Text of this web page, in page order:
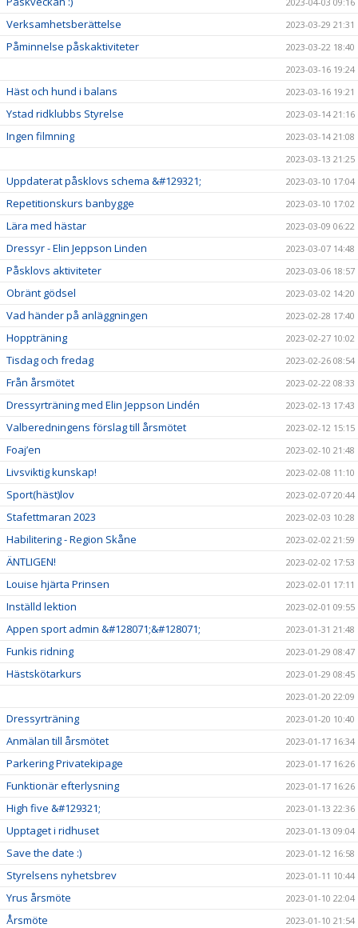
Verksamhetsberättelse 2023-03-29 21:31
Påminnelse påskaktiviteter
2023-03-22 18:40
2023-03-16 19:24
Häst och hund i balans 2023-03-16 19:21
Ystad ridklubbs Styrelse 2023-03-14 21:16
Ingen filmning
2023-03-14 21:08
2023-03-13 21:25
Uppdaterat påsklovs schema &#129321; 2023-03-10 17:04
Repetitionskurs banbygge 2023-03-10 17:02
Lära med hästar 2023-03-09 06:22
Dressyr - Elin Jeppson Linden 2023-03-07 14:48
Påsklovs aktiviteter 2023-03-06 18:57
Obränt gödsel 2023-03-02 14:20
Vad händer på anläggningen 2023-02-28 17:40
Hoppträning 2023-02-27 10:02
Tisdag och fredag 2023-02-26 08:54
Från årsmötet 2023-02-22 08:33
Dressyrträning med Elin Jeppson Lindén 2023-02-13 17:43
Valberedningens förslag till årsmötet 2023-02-12 15:15
Foaj’en 2023-02-10 21:48
Livsviktig kunskap! 2023-02-08 11:10
Sport(häst)lov 2023-02-07 20:44
Stafettmaran 2023 2023-02-03 10:28
Habilitering - Region Skåne 2023-02-02 21:59
ÄNTLIGEN! 2023-02-02 17:53
Louise hjärta Prinsen 2023-02-01 17:11
Inställd lektion 2023-02-01 09:55
Appen sport admin &#128071;&#128071; 2023-01-31 21:48
Funkis ridning 2023-01-29 08:47
Hästskötarkurs
2023-01-29 08:45
2023-01-20 22:09
Dressyrträning 2023-01-20 10:40
Anmälan till årsmötet 2023-01-17 16:34
Parkering Privatekipage 2023-01-17 16:26
Funktionär efterlysning 2023-01-17 16:26
High five &#129321; 2023-01-13 22:36
Upptaget i ridhuset 2023-01-13 09:04
Save the date :) 2023-01-12 16:58
Styrelsens nyhetsbrev 2023-01-11 10:44
Yrus årsmöte 2023-01-10 22:04
Årsmöte 2023-01-10 21:54